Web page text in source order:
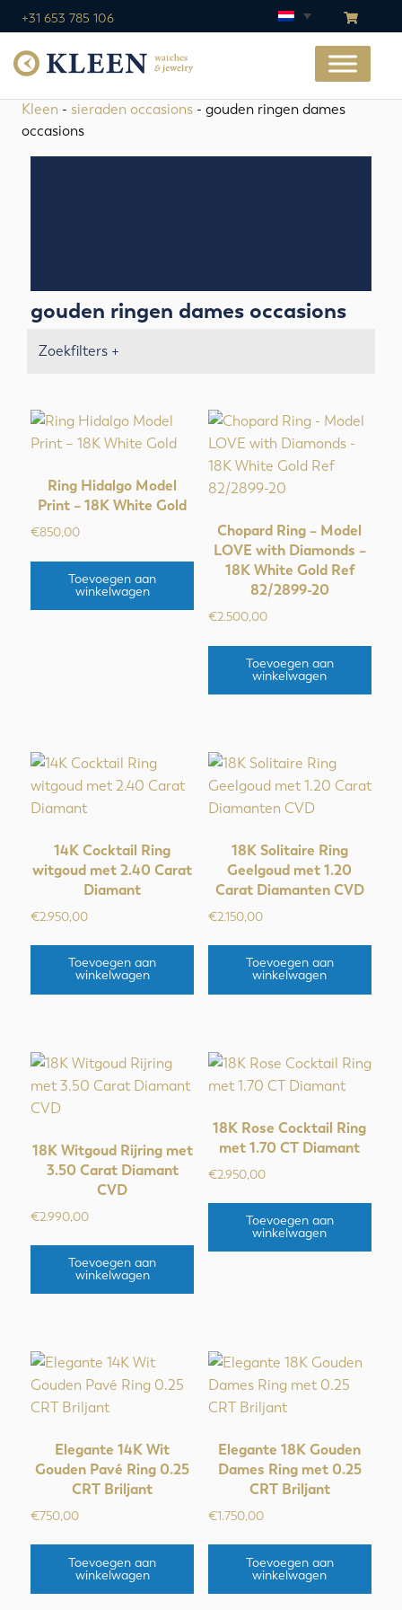
+31 653 785 106
Kleen - sieraden occasions - gouden ringen dames
occasions
gouden ringen dames occasions
Zoekfilters +
Ring Hidalgo Model
Print – 18K White Gold
€850,00
Toevoegen aan
winkelwagen
Chopard Ring – Model
LOVE with Diamonds –
18K White Gold Ref
82/2899-20
€2.500,00
Toevoegen aan
winkelwagen
14K Cocktail Ring
witgoud met 2.40 Carat
Diamant
€2.950,00
Toevoegen aan
winkelwagen
18K Solitaire Ring
Geelgoud met 1.20
Carat Diamanten CVD
€2.150,00
Toevoegen aan
winkelwagen
18K Witgoud Rijring met
3.50 Carat Diamant
CVD
€2.990,00
Toevoegen aan
winkelwagen
18K Rose Cocktail Ring
met 1.70 CT Diamant
€2.950,00
Toevoegen aan
winkelwagen
Elegante 14K Wit
Gouden Pavé Ring 0.25
CRT Briljant
€750,00
Toevoegen aan
winkelwagen
Elegante 18K Gouden
Dames Ring met 0.25
CRT Briljant
€1.750,00
Toevoegen aan
winkelwagen